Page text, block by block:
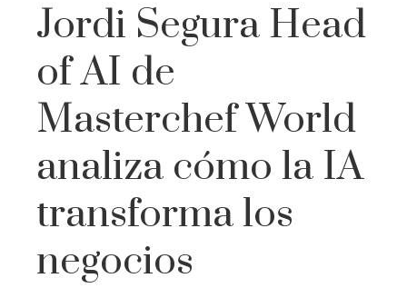
Jordi Segura Head
of AI de
Masterchef World
analiza cómo la IA
transforma los
negocios